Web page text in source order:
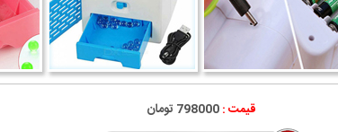
قیمت :798000 تومان